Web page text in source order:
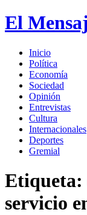
El
Inicio
Política
Economía
Sociedad
Opinión
Entrevistas
Cultura
Internacionales
Deportes
Gremial
Etiqueta:
servicio